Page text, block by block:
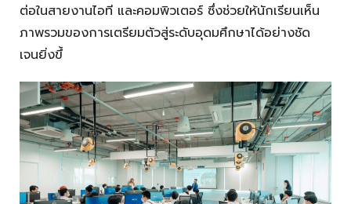
ต่อในสายงานไอที และคอมพิวเตอร์ ซึ่งช่วยให้นักเรียนเห็น
ภาพรวมของการเตรียมตัวสู่ระดับอุดมศึกษาได้อย่างชัด
เจนยิ่งขึ้